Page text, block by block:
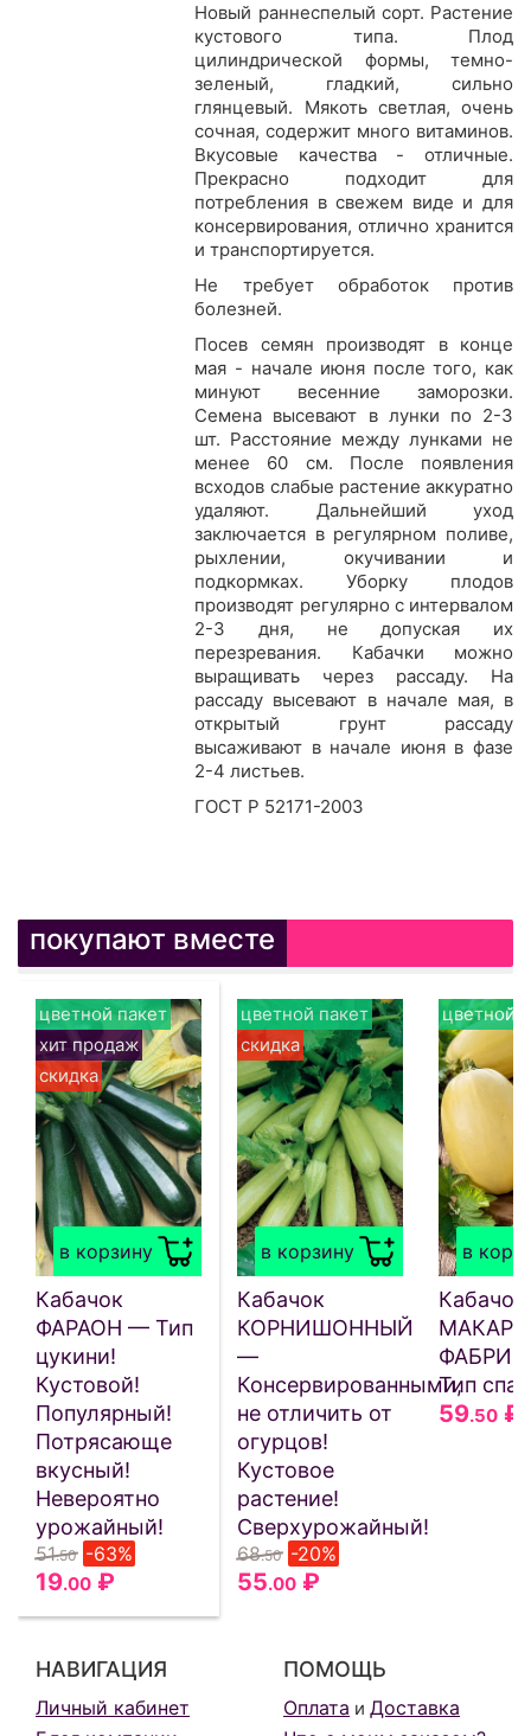
Новый раннеспелый сорт. Растение
кустового типа. Плод
цилиндрической формы, темно-
зеленый, гладкий, сильно
глянцевый. Мякоть светлая, очень
сочная, содержит много витаминов.
Вкусовые качества - отличные.
Прекрасно подходит для
потребления в свежем виде и для
консервирования, отлично хранится
и транспортируется.
Не требует обработок против
болезней.
Посев семян производят в конце
мая - начале июня после того, как
минуют весенние заморозки.
Семена высевают в лунки по 2-3
шт. Расстояние между лунками не
менее 60 см. После появления
всходов слабые растение аккуратно
удаляют. Дальнейший уход
заключается в регулярном поливе,
рыхлении, окучивании и
подкормках. Уборку плодов
производят регулярно с интервалом
2-3 дня, не допуская их
перезревания. Кабачки можно
выращивать через рассаду. На
рассаду высевают в начале мая, в
открытый грунт рассаду
высаживают в начале июня в фазе
2-4 листьев.
ГОСТ Р 52171-2003
покупают вместе
в корзину
цветной пакет
хит продаж
скидка
Кабачок
ФАРАОН — Тип
цукини!
Кустовой!
Популярный!
Потрясающе
вкусный!
Невероятно
урожайный!
51.50 -63%
19.00 ₽
в корзину
цветной пакет
скидка
Кабачок
КОРНИШОННЫЙ
—
Консервированными,
не отличить от
огурцов!
Кустовое
растение!
Сверхурожайный!
68.50 -20%
55.00 ₽
в
цветной
Кабачок
Тип
59.50 ₽
НАВИГАЦИЯ
Личный кабинет
ПОМОЩЬ
Оплата и Доставка